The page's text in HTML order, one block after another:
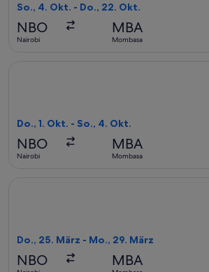
So., 4. Okt. - Do., 22. Okt.
NBO
Nairobi
MBA
Mombasa
Do., 1. Okt. - So., 4. Okt.
NBO
Nairobi
MBA
Mombasa
Do., 25. März - Mo., 29. März
NBO MBA